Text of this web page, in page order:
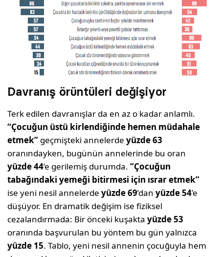
Davranış örüntüleri değişiyor
Terk edilen davranışlar da en az o kadar anlamlı.
“Çocuğun üstü kirlendiğinde hemen müdahale
etmek” geçmişteki annelerdeyüzde 63
oranındayken, bugünün annelerinde bu oran
yüzde 44’e gerilemiş durumda.“Çocuğun
tabağındaki yemeği bitirmesi için ısrar etmek”
ise yeni nesil annelerdeyüzde 69’danyüzde 54’e
düşüyor. En dramatik değişim ise fiziksel
cezalandırmada: Bir önceki kuşaktayüzde 53
oranında başvurulan bu yöntem bu gün yalnızca
yüzde 15. Tablo, yeni nesil annenin çocuğuyla hem